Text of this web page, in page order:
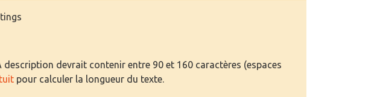
description devrait contenir entre 90 et 160 caractères (espaces
pour calculer la longueur du texte.